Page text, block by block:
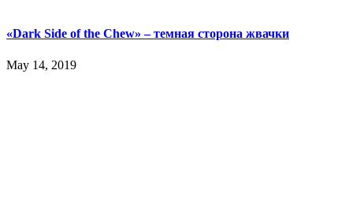
«Dark Side of the Chew» – темная сторона жвачки
May 14, 2019